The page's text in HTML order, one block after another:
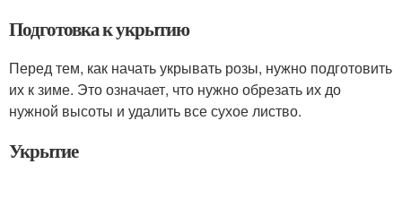
Подготовка к укрытию
Перед тем, как начать укрывать розы, нужно подготовить
их к зиме. Это означает, что нужно обрезать их до
нужной высоты и удалить все сухое листво.
Укрытие